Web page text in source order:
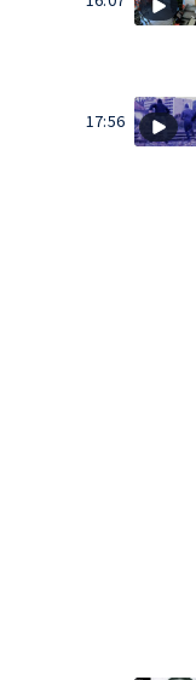
17:56